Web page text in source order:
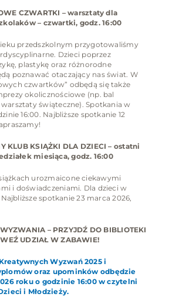
CZWARTKI – warsztaty dla
– czwartki, godz. 16:00
przedszkolnym przygotowaliśmy
Dzieci poprzez
plastykę oraz różnorodne
poznawać otaczający nas świat. W
czwartków” odbędą się także
okolicznościowe (np. bal
warsztaty świąteczne). Spotkania w
16:00. Najbliższe spotkanie 12
KLUB KSIĄŻKI DLA DZIECI – ostatni
miesiąca, godz. 16:00
urozmaicone ciekawymi
i doświadczeniami. Dla dzieci w
spotkanie 23 marca 2026,
– PRZYJDŹ DO BIBLIOTEKI
UDZIAŁ W ZABAWIE!
Wyzwań 2025 i
oraz upominków odbędzie
roku o godzinie 16:00 w czytelni
i Młodzieży.